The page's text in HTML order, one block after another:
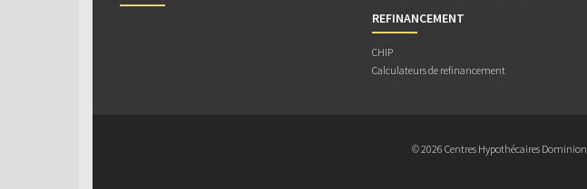
REFINANCEMENT
CHIP
Calculateurs de refinancement
© 2026 Centres Hypothécaires Dominion